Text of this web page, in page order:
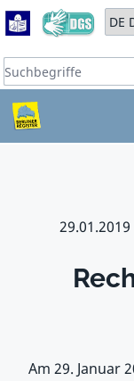
Zum Hauptbereich
Zum Hauptmenü
Sprache auswählen:
Suchbegriffe:
29.01.2019
Am 29. Januar